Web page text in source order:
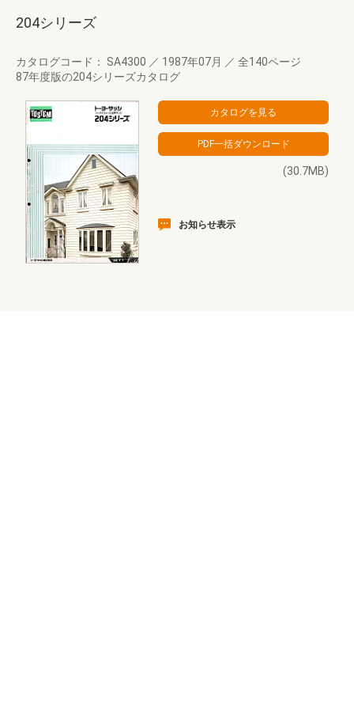
204シリーズ
カタログコード： SA4300 ／ 1987年07月 ／ 全140ページ
87年度版の204シリーズカタログ
(30.7MB)
お知らせ表示